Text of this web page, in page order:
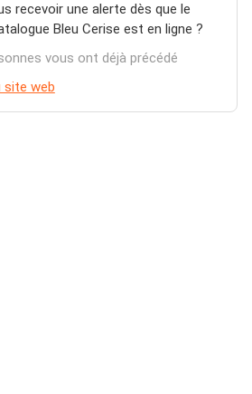
recevoir une alerte dès que le
Bleu Cerise est en ligne ?
vous ont déjà précédé
site web